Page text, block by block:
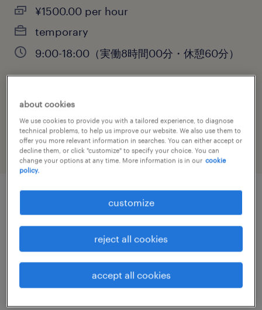
¥1500.00 per hour
temporary
9:00-18:00（実働8時間00分・休憩60分）
job category
warehousing & distribution
job details
職種
検品、マシンオペレーター、その他（製造）
about cookies
We use cookies to provide you with a tailored experience, to diagnose
technical problems, to help us improve our website. We also use them to
offer you more relevant information in searches. You can either accept or
decline them, or click "customize" to specify your choice. You can
change your options at any time. More information is in our cookie
policy.
customize
reject all cookies
accept all cookies